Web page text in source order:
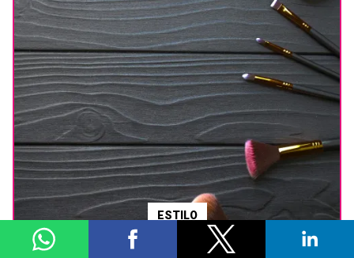
ESTILO
Aprovecha el Hot Sale 2026 para renovar tu maquillaje